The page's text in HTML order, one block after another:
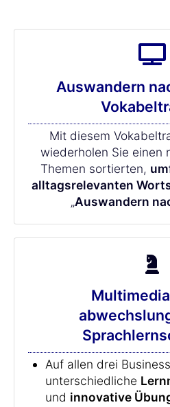
Auswandern
Mit diesem
wiederholen Sie einen
Themen sortierten,
alltagsrelevanten
„Auswandern
Auf allen drei
unterschiedliche
und innovative